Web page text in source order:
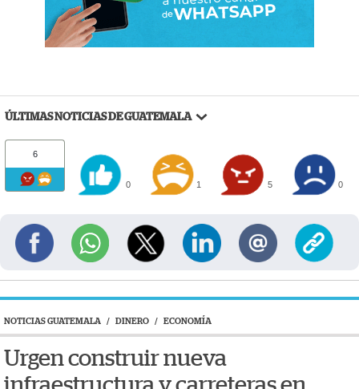
ÚLTIMAS NOTICIAS DE GUATEMALA
6
0 1 5 0
NOTICIAS GUATEMALA / DINERO / ECONOMÍA
Urgen construir nueva